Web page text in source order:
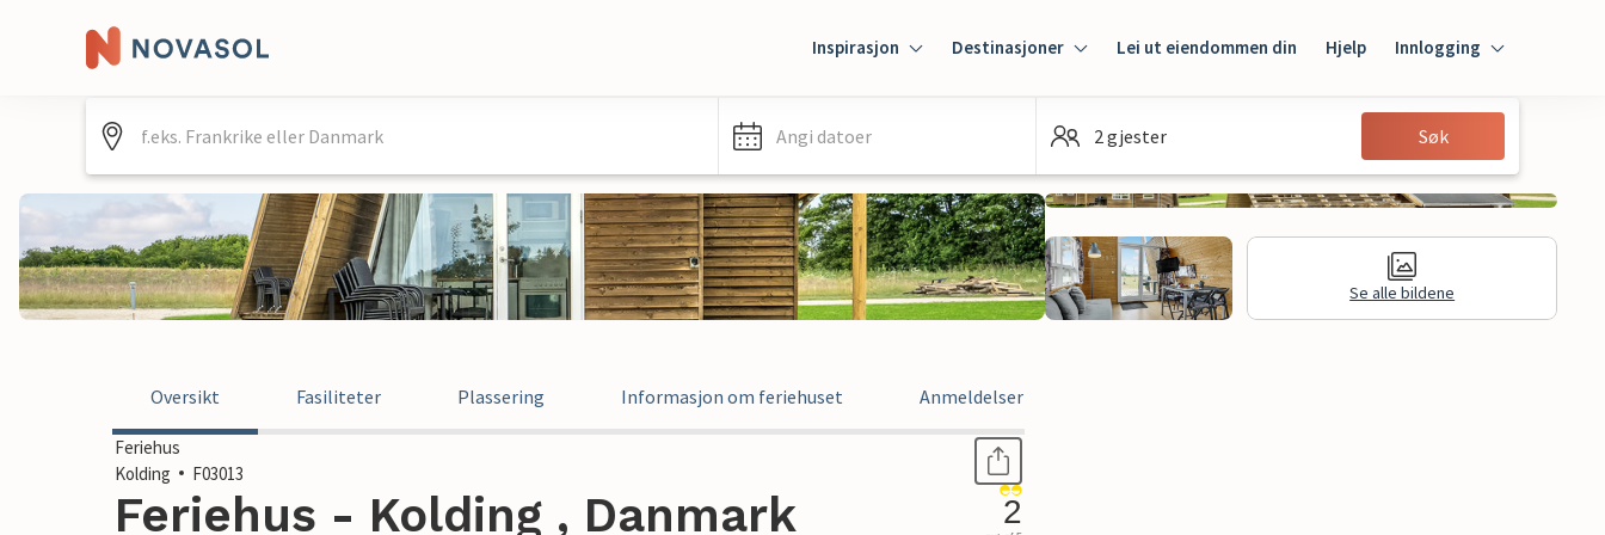
Inspirasjon Destinasjoner Lei ut eiendommen din Hjelp Innlogging
Innlogging
Gjest
Angi datoer 2 gjester Søk
Se alle bildene
Oversikt Fasiliteter Plassering Informasjon om feriehuset Anmeldelser
Feriehus
Kolding
F03013
Feriehus - Kolding , Danmark 2